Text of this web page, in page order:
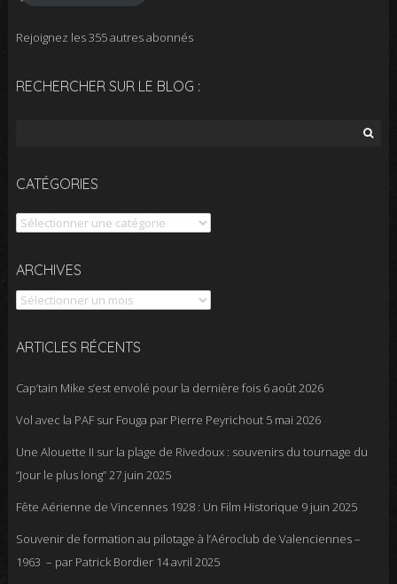
Rejoignez les 355 autres abonnés
RECHERCHER SUR LE BLOG :
CATÉGORIES
Catégories
ARCHIVES
Archives
ARTICLES RÉCENTS
Cap’tain Mike s’est envolé pour la dernière fois 6 août 2026
Vol avec la PAF sur Fouga par Pierre Peyrichout 5 mai 2026
Une Alouette II sur la plage de Rivedoux : souvenirs du tournage du
“Jour le plus long”27 juin 2025
Fête Aérienne de Vincennes 1928 : Un Film Historique 9 juin 2025
Souvenir de formation au pilotage à l’Aéroclub de Valenciennes –
1963 – par Patrick Bordier 14 avril 2025